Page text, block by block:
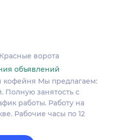
Красные ворота
объявлений
кофейня Мы предлагаем:
Полную занятость с
работы. Работу на
Рабочие часы по 12